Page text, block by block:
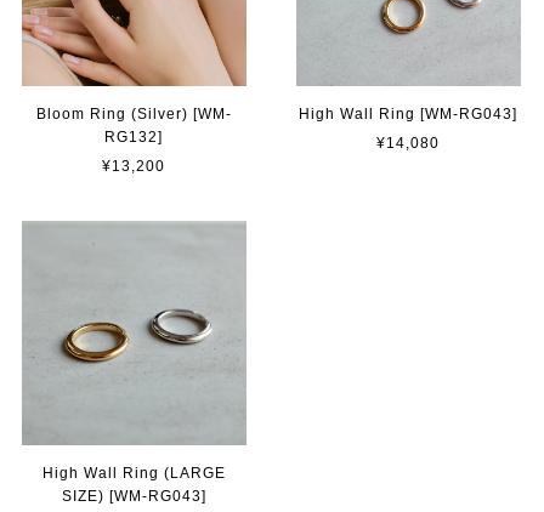
Bloom Ring (Silver) [WM-
RG132]
¥13,200
High Wall Ring [WM-RG043]
¥14,080
High Wall Ring (LARGE
SIZE) [WM-RG043]